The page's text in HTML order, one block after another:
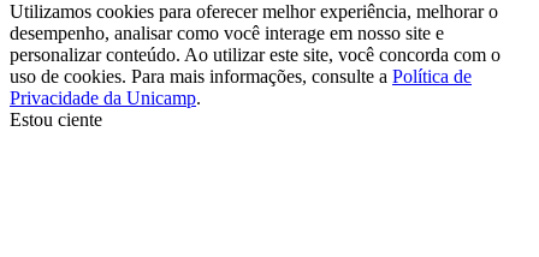
Utilizamos cookies para oferecer melhor experiência, melhorar o
desempenho, analisar como você interage em nosso site e
personalizar conteúdo. Ao utilizar este site, você concorda com o
uso de cookies. Para mais informações, consulte a Política de
Privacidade da Unicamp.
Estou ciente